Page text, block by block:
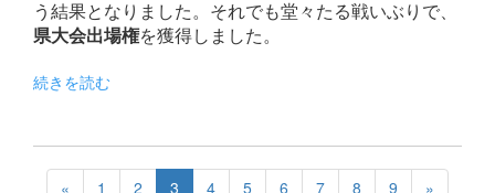
う結果となりました。それでも堂々たる戦いぶりで、
県大会出場権を獲得しました。
続きを読む
« 1 2 3 4 5 6 7 8 9 »